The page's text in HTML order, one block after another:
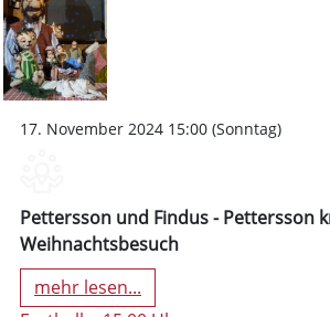
17. November 2024 15:00 (Sonntag)
Pettersson und Findus - Pettersson
Weihnachtsbesuch
mehr lesen...